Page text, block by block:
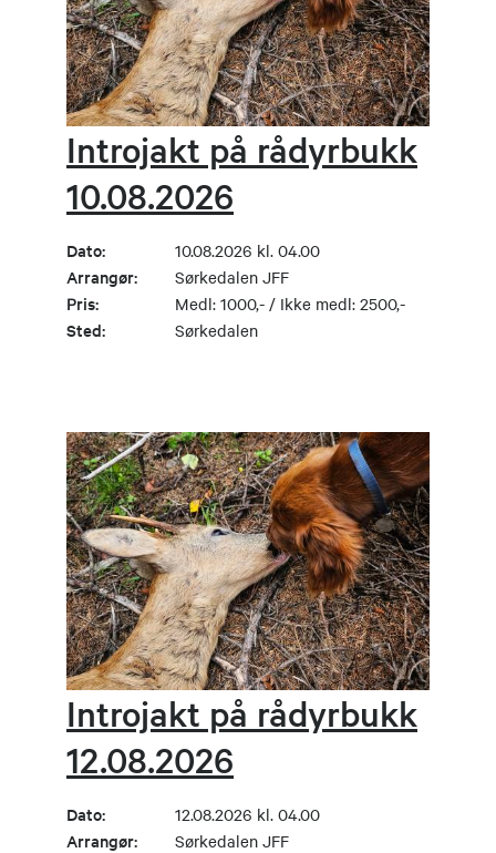
Introjakt på rådyrbukk
10.08.2026
Dato: 10.08.2026 kl. 04.00
Arrangør: Sørkedalen JFF
Pris: Medl: 1000,- / Ikke medl: 2500,-
Sted: Sørkedalen
Introjakt på rådyrbukk
12.08.2026
Dato: 12.08.2026 kl. 04.00
Arrangør: Sørkedalen JFF